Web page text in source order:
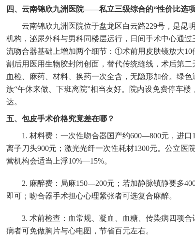
四、云南锦欣九洲医院——私立三级综合的“性价比选
云南锦欣九洲医院位于盘龙区白云路229号，是昆
机构，泌尿外科与男科同楼层运行，日间手术中心通
流吻合器基础上增加两个细节：①术前用皮肤镜放大
割后用医用生物胶封闭创面，替代传统缝线，术后第
血检、麻药、材料、换药一次全含，无隐形加价。绿
族“午休来做、下班离院”相当友好。院内设免费停车
达。
五、包皮手术价格究竟差在哪？
1. 材料费：一次性吻合器国产约600—800元，进
离子刀头900元；激光光纤一次性耗材1300元。公立医
营机构会适当上浮10%—15%。
2. 麻醉费：局麻150—200元；若加静脉镇静要多
即可；吻合器手术担心心理紧张者可选复合麻醉。
3. 术前检查：血常规、凝血、血糖、传染病四项
病者可免做胸片与心电图，节省百元左右。